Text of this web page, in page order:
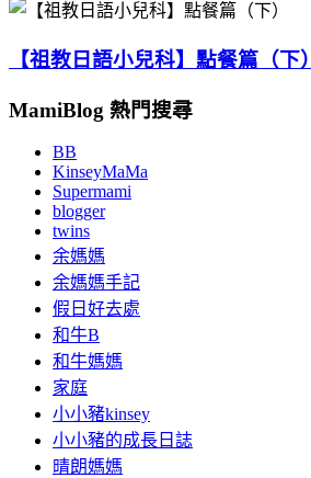
【祖教日語小兒科】點餐篇（下）
MamiBlog 熱門搜尋
BB
KinseyMaMa
Supermami
blogger
twins
余媽媽
余媽媽手記
假日好去處
和牛B
和牛媽媽
家庭
小小豬kinsey
小小豬的成長日誌
晴朗媽媽